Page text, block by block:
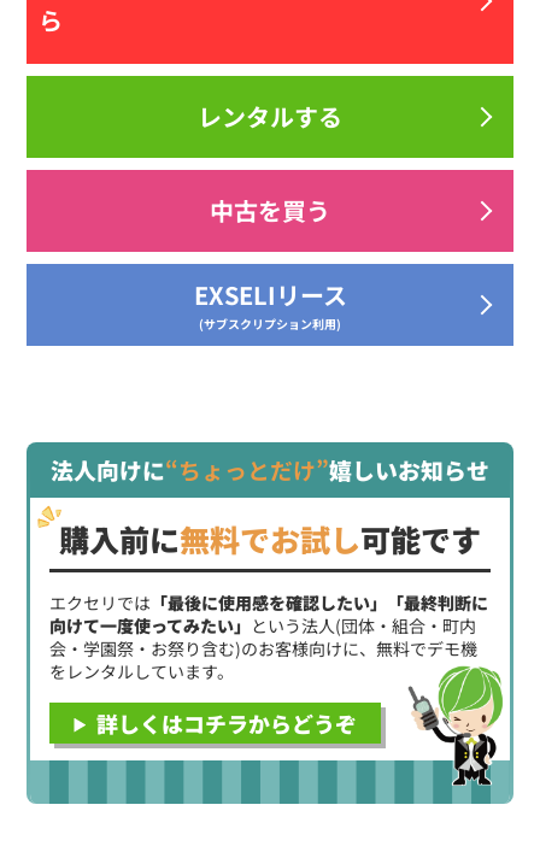
ら
レンタルする
中古を買う
EXSELIリース
(サブスクリプション利用)
法人向けに“ちょっとだけ”嬉しいお知らせ
購入前に無料でお試し可能です
エクセリでは 「最後に使用感を確認したい」「最終判断に
向けて一度使ってみたい」 という法人(団体・組合・町内
会・学園祭・お祭り含む)のお客様向けに、無料でデモ機
をレンタルしています。
詳しくはコチラからどうぞ